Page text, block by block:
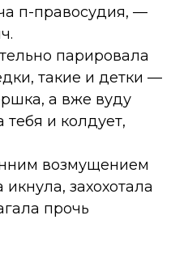
п-правосудия, —
парировала
такие и детки —
а вже вуду
тебя и колдует,
возмущением
захохотала
прочь